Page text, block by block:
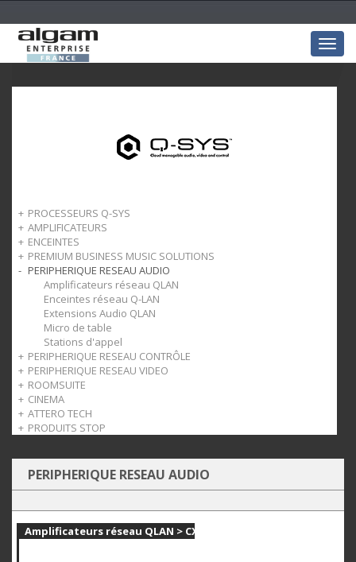
PROCESSEURS Q-SYS
Q-Sys Core
Périphériques Réseau
AMPLIFICATEURS
Amplificateurs compacts
Amplis de puissance
ENCEINTES
Enceintes plafond
Enceintes murales
Enceintes suspendues
Enceintes extérieures
Enceintes sonorisation
Caisson de basses
PREMIUM BUSINESS MUSIC SOLUTIONS
Amplificateurs
Mixeurs
Contrôle
Enceintes
PERIPHERIQUE RESEAU AUDIO
Amplificateurs réseau QLAN
Enceintes réseau Q-LAN
Extensions Audio QLAN
Micro de table
Stations d'appel
PERIPHERIQUE RESEAU CONTRÔLE
Extensions Contrôle QLAN
Panneaux de contrôle
PERIPHERIQUE RESEAU VIDEO
Caméras
Extensions Video QLAN
VisionSuite
ROOMSUITE
RoomSuite
Collaboration Bar
CINEMA
CINEMA
Amplificateurs
ATTERO TECH
Universal AV
Axiom
Zip4
PRODUITS STOP
PERIPHERIQUE RESEAU AUDIO
Amplificateurs réseau QLAN > CX-Q